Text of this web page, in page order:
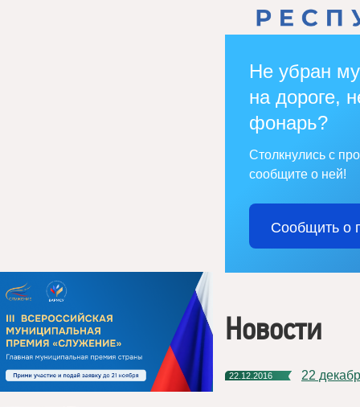
Не убран
на дороге,
фонарь?
Столкнулись с
сообщите о ней!
Сообщить о
Новости
22.12.2016 22